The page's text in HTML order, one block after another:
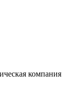
компания